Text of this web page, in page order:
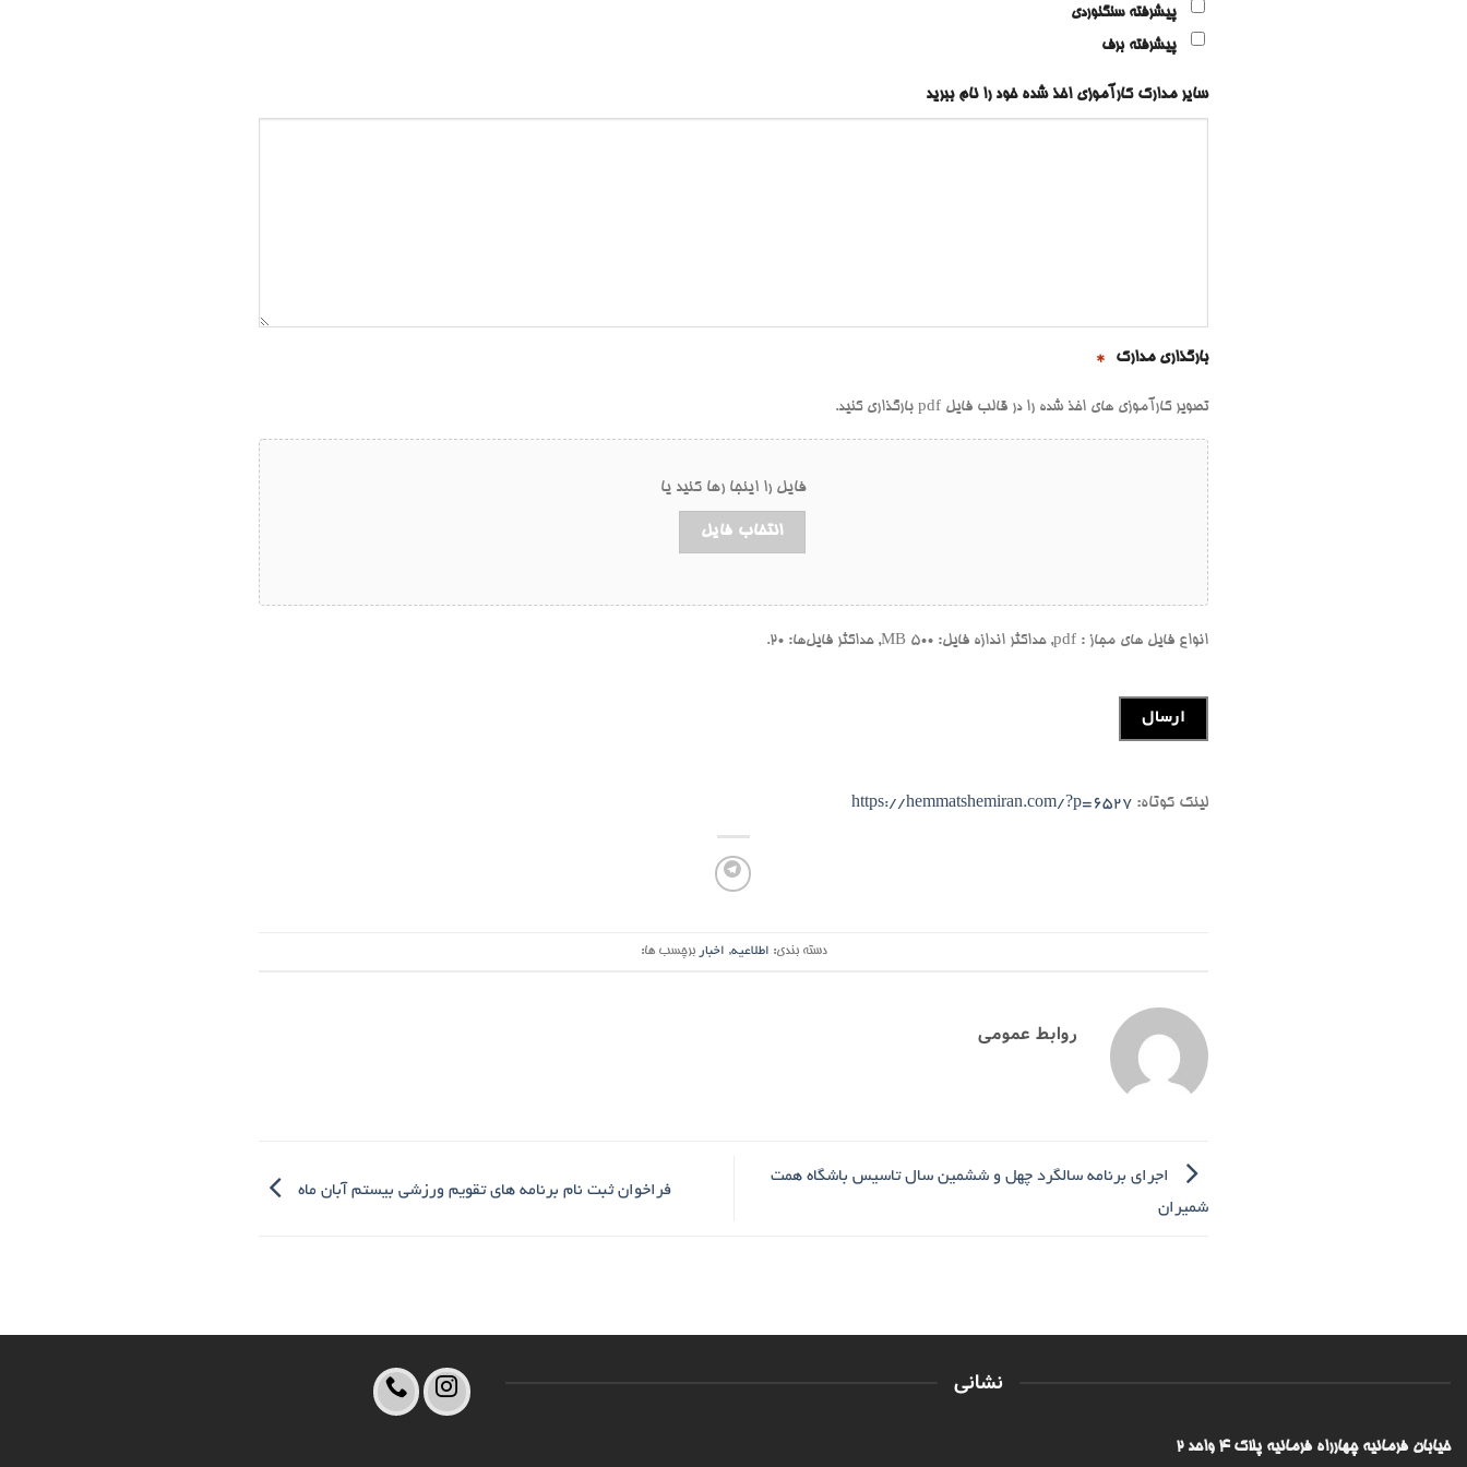
پیشرفته سنگنوردی
پیشرفته برف
سایر مدارک کارآموزی اخذ شده خود را نام ببرید
بارگذاری مدارک *
تصویر کارآموزی های اخذ شده را در قالب فایل pdf بارگذاری کنید.
فایل را اینجا رها کنید یا
انتخاب فایل
انواع فایل های مجاز : pdf, حداکثر اندازه فایل: 500 MB, حداکثر فایل‌ها: 20.
لینک کوتاه: https://hemmatshemiran.com/?p=6527
دسته بندی: اطلاعیه, اخبار برچسب ها:
روابط عمومی
اجرای برنامه سالگرد چهل و ششمین سال تاسیس باشگاه همت
شمیران
فراخوان ثبت نام برنامه های تقویم ورزشی بیستم آبان ماه
نشانی
خیابان فرمانیه چهارراه فرمانیه پلاک ۴ واحد ۲